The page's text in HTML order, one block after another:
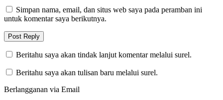
Simpan nama, email, dan situs web saya pada peramban ini
untuk komentar saya berikutnya.
Beritahu saya akan tindak lanjut komentar melalui surel.
Beritahu saya akan tulisan baru melalui surel.
Berlangganan via Email